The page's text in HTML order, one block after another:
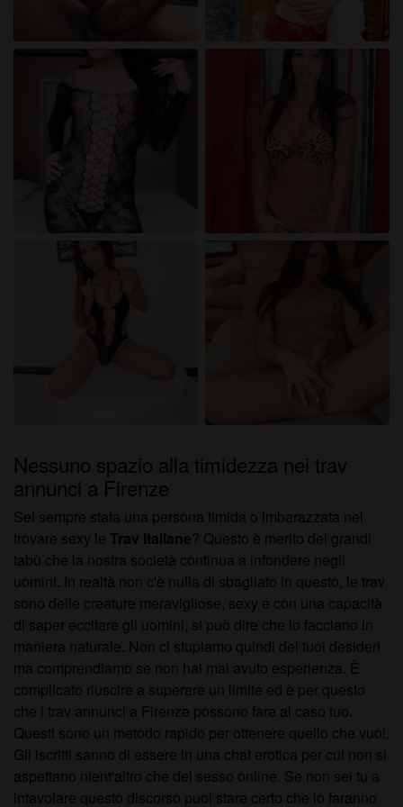
Nessuno spazio alla timidezza nei trav
annunci a Firenze
Sei sempre stata una persona timida o imbarazzata nel
trovare sexy le Trav Italiane? Questo è merito dei grandi
tabù che la nostra società continua a infondere negli
uomini. In realtà non c'è nulla di sbagliato in questo, le trav
sono delle creature meravigliose, sexy e con una capacità
di saper eccitare gli uomini, si può dire che lo facciano in
maniera naturale. Non ci stupiamo quindi dei tuoi desideri
ma comprendiamo se non hai mai avuto esperienza. È
complicato riuscire a superare un limite ed è per questo
che i trav annunci a Firenze possono fare al caso tuo.
Questi sono un metodo rapido per ottenere quello che vuoi.
Gli iscritti sanno di essere in una chat erotica per cui non si
aspettano nient'altro che del sesso online. Se non sei tu a
intavolare questo discorso puoi stare certo che lo faranno